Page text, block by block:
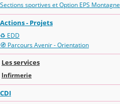
Sections sportives et Option EPS Montagne
Actions - Projets
♻️ EDD
🧭 Parcours Avenir - Orientation
Les services
Infirmerie
CDI